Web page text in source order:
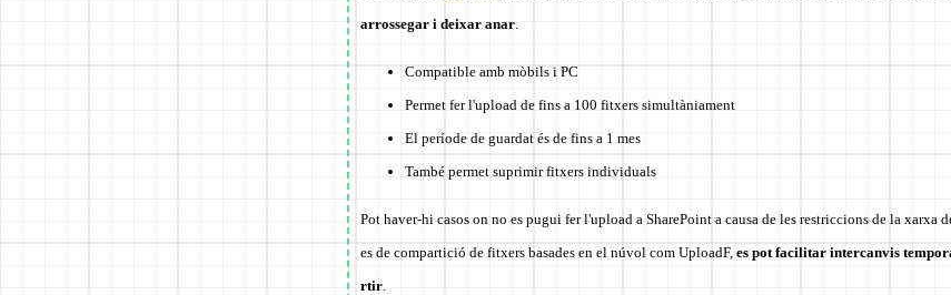
arrossegar i deixar anar
Compatible amb mòbils i PC
Permet fer l'upload de fins a 100 fitxers simultàniament
El període de guardat és de fins a 1 mes
També permet suprimir fitxers individuals
Pot haver-hi casos on no es pugui fer l'upload a SharePoint a causa de les restriccions de la xarxa
es de compartició de fitxers basades en el núvol com UploadF, es pot facilitar intercanvis
rtir